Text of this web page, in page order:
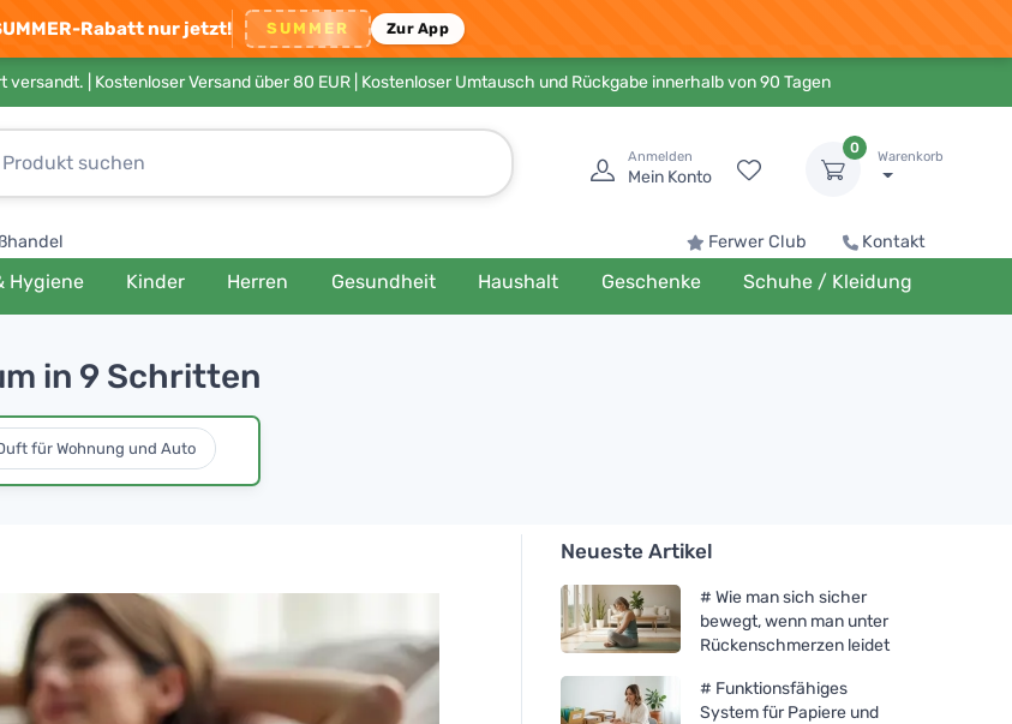
Rabatt nur jetzt! SUMMER Zur App
versandt. | Kostenloser Versand über 80 EUR | Kostenloser Umtausch und Rückgabe innerhalb von 90 Tagen
Anmelden
Mein Konto
0
Warenkorb
Ferwer Club Kontakt
Hygiene Kinder Herren Gesundheit Haushalt Geschenke Schuhe / Kleidung
in 9 Schritten
für Wohnung und Auto
Neueste Artikel
# Wie man sich sicher
bewegt, wenn man unter
Rückenschmerzen leidet
# Funktionsfähiges
System für Papiere und